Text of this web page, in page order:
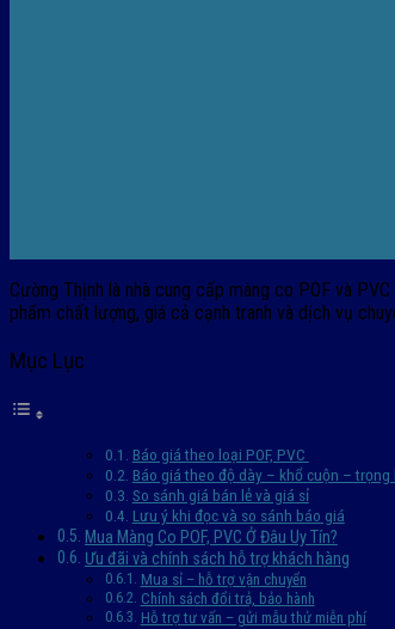
Cường Thịnh là nhà cung cấp màng co POF và
phẩm chất lượng, giá cả cạnh tranh và dịch vụ
Mục Lục
Báo giá theo loại POF, PVC
Báo giá theo độ dày – khổ cuộn – trọng
So sánh giá bán lẻ và giá sỉ
Lưu ý khi đọc và so sánh báo giá
Mua Màng Co POF, PVC Ở Đâu Uy Tín?
Ưu đãi và chính sách hỗ trợ khách hàng
Mua sỉ – hỗ trợ vận chuyển
Chính sách đổi trả, bảo hành
Hỗ trợ tư vấn – gửi mẫu thử miễn phí